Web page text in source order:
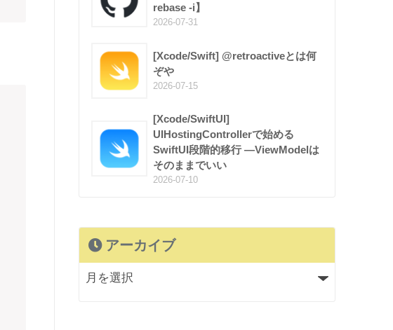
rebase -i】
2026-07-31
[Xcode/Swift] @retroactiveとは何
ぞや
2026-07-15
[Xcode/SwiftUI]
UIHostingControllerで始める
SwiftUI段階的移行 —ViewModelは
そのままでいい
2026-07-10
アーカイブ